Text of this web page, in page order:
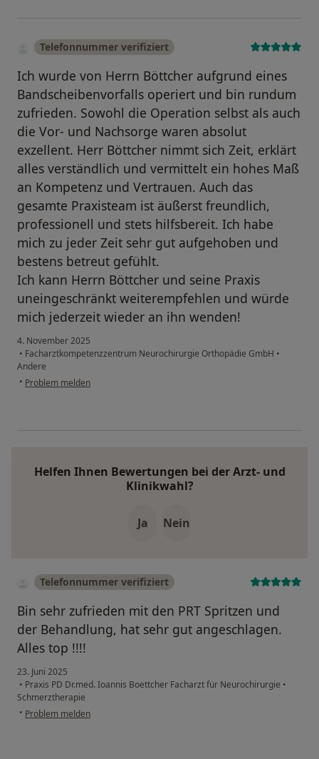
Telefonnummer verifiziert
Ich wurde von Herrn Böttcher aufgrund eines
Bandscheibenvorfalls operiert und bin rundum
zufrieden. Sowohl die Operation selbst als auch
die Vor- und Nachsorge waren absolut
exzellent. Herr Böttcher nimmt sich Zeit, erklärt
alles verständlich und vermittelt ein hohes Maß
an Kompetenz und Vertrauen. Auch das
gesamte Praxisteam ist äußerst freundlich,
professionell und stets hilfsbereit. Ich habe
mich zu jeder Zeit sehr gut aufgehoben und
bestens betreut gefühlt.
Ich kann Herrn Böttcher und seine Praxis
uneingeschränkt weiterempfehlen und würde
mich jederzeit wieder an ihn wenden!
4. November 2025
• Facharztkompetenzzentrum Neurochirurgie Orthopädie GmbH •
Andere
• Problem melden
Helfen Ihnen Bewertungen bei der Arzt- und
Klinikwahl?
Ja Nein
Telefonnummer verifiziert
Bin sehr zufrieden mit den PRT Spritzen und
der Behandlung, hat sehr gut angeschlagen.
Alles top !!!!
23. Juni 2025
• Praxis PD Dr.med. Ioannis Boettcher Facharzt für Neurochirurgie •
Schmerztherapie
• Problem melden